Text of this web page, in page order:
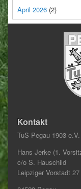
April 2026 (2)
Kontakt
TuS Pegau 1903 e.V.
Hans Jerke (1.
c/o S. Hauschild
Leipziger Vorstadt 27